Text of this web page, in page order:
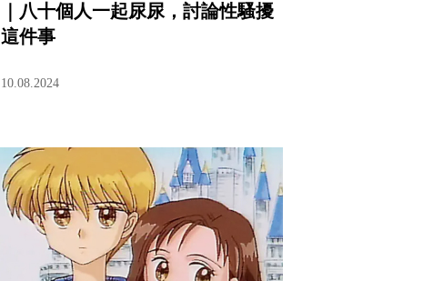
｜八十個人一起尿尿，討論性騷擾
這件事
10.08.2024